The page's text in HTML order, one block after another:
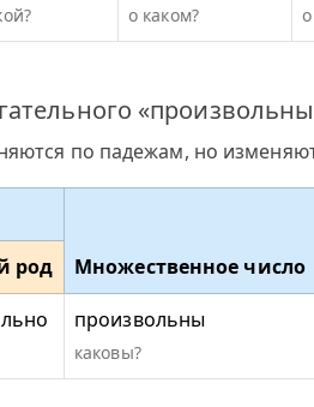
о каком?
по падежам, но
Множественное число
род
произвольны
каковы?